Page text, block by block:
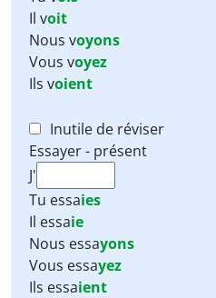
Il voit
Nous voyons
Vous voyez
Ils voient
Inutile de réviser
Essayer - présent
J'
Tu essaies
Il essaie
Nous essayons
Vous essayez
Ils essaient